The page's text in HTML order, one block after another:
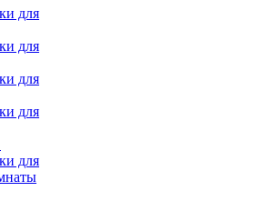
для
для
для
для
для